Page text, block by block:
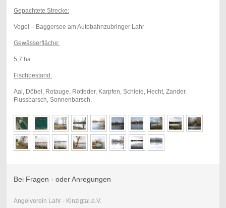
Gepachtete Strecke:
Vogel – Baggersee am Autobahnzubringer Lahr
Gewässerfläche:
5,7 ha
Fischbestand:
Aal, Döbel, Rotauge, Rotfeder, Karpfen, Schleie, Hecht, Zander,
Flussbarsch, Sonnenbarsch.
Bei Fragen - oder Anregungen
Angelverein Lahr - Kinzigtal.e.V.